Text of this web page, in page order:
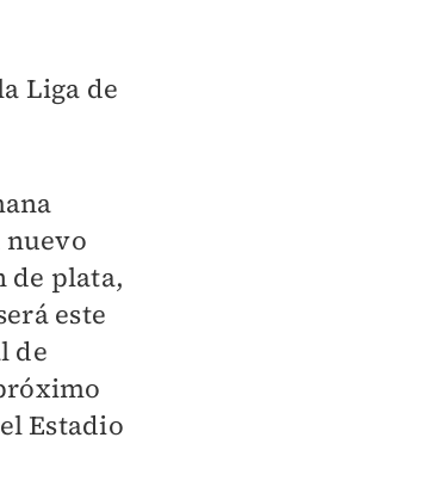
Liga de
nuevo
de plata,
este
de
Estadio